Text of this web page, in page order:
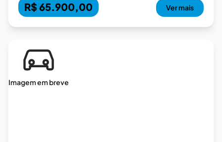
R$ 65.900,00 Ver mais
Imagem em breve